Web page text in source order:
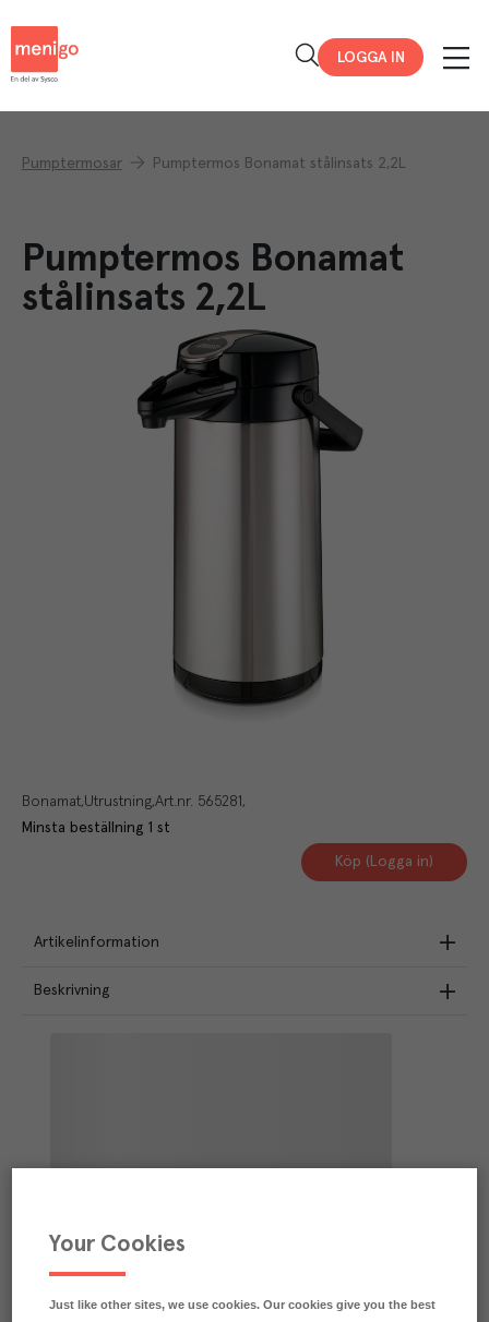
LOGGA IN
Pumptermosar Pumptermos Bonamat stålinsats 2,2L
Pumptermos Bonamat
stålinsats 2,2L
Bonamat Utrustning Art.nr. 565281
Minsta beställning 1 st
Köp (Logga in)
Artikelinformation
Beskrivning
Your Cookies
Just like other sites, we use cookies. Our cookies give you the best